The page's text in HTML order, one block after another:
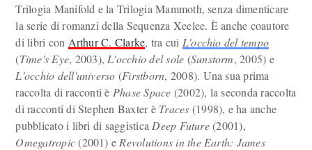
Trilogia Manifold e la Trilogia Mammoth, senza dimenticare
la serie di romanzi della Sequenza Xeelee. È anche coautore
di libri con Arthur C. Clarke, tra cui L'occhio del tempo
(Time's Eye, 2003), L'occhio del sole (Sunstorm, 2005) e
L'occhio dell'universo (Firstborn, 2008). Una sua prima
raccolta di racconti è Phase Space (2002), la seconda raccolta
di racconti di Stephen Baxter è Traces (1998), e ha anche
pubblicato i libri di saggistica Deep Future(2001),
Omegatropic(2001) e Revolutions in the Earth: James